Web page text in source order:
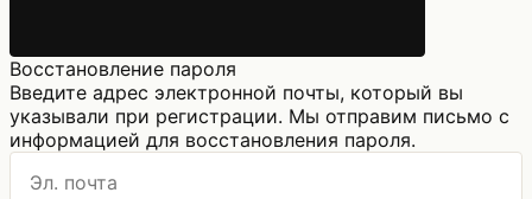
Восстановление пароля
Введите адрес электронной почты, который вы
указывали при регистрации. Мы отправим письмо с
информацией для восстановления пароля.